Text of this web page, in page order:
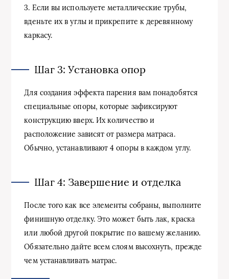
3. Если вы используете металлические трубы,
вденьте их в углы и прикрепите к деревянному
каркасу.
Шаг 3: Установка опор
Для создания эффекта парения вам понадобятся
специальные опоры, которые зафиксируют
конструкцию вверх. Их количество и
расположение зависят от размера матраса.
Обычно, устанавливают 4 опоры в каждом углу.
Шаг 4: Завершение и отделка
После того как все элементы собраны, выполните
финишную отделку. Это может быть лак, краска
или любой другой покрытие по вашему желанию.
Обязательно дайте всем слоям высохнуть, прежде
чем устанавливать матрас.